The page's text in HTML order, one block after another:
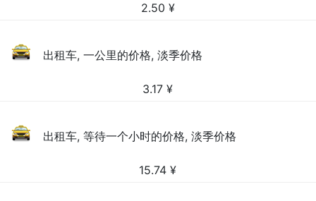
2.50 ¥
出租车, 一公里的价格, 淡季价格
3.17 ¥
出租车, 等待一个小时的价格, 淡季价格
15.74 ¥